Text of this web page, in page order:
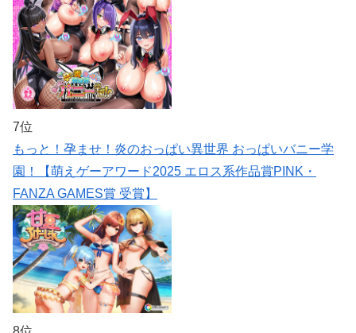
7位
もっと！孕ませ！炎のおっぱい異世界 おっぱいバニー学
園！【萌えゲーアワード2025 エロス系作品賞PINK・
FANZA GAMES賞 受賞】